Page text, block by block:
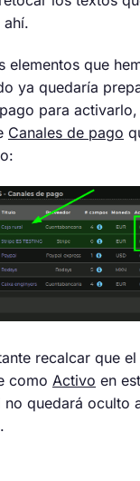
ahí.
elementos que
ya quedaría
para
Canales de pago
recalcar que
como Activo en
no quedará oculto